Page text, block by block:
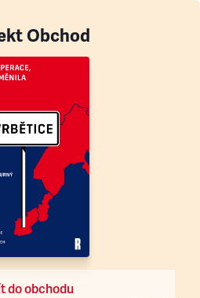
Obchod
do obchodu